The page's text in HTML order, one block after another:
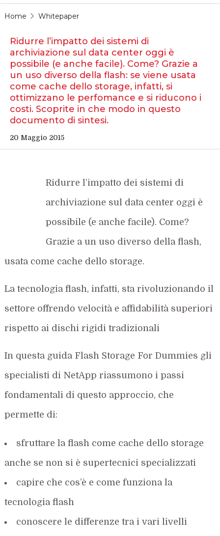
Home Whitepaper
Ridurre l’impatto dei sistemi di
archiviazione sul data center oggi è
possibile (e anche facile). Come? Grazie a
un uso diverso della flash: se viene usata
come cache dello storage, infatti, si
ottimizzano le perfomance e si riducono i
costi. Scoprite in che modo in questo
documento di sintesi.
20 Maggio 2015
Ridurre l’impatto dei sistemi di
archiviazione sul data center oggi è
possibile (e anche facile). Come?
Grazie a un uso diverso della flash,
usata come cache dello storage.
La tecnologia flash, infatti, sta rivoluzionando il
settore offrendo velocità e affidabilità superiori
rispetto ai dischi rigidi tradizionali
In questa guida Flash Storage For Dummies gli
specialisti di NetApp riassumono i passi
fondamentali di questo approccio, che
permette di:
sfruttare la flash come cache dello storage
anche se non si è supertecnici specializzati
capire che cos’è e come funziona la
tecnologia flash
conoscere le differenze tra i vari livelli